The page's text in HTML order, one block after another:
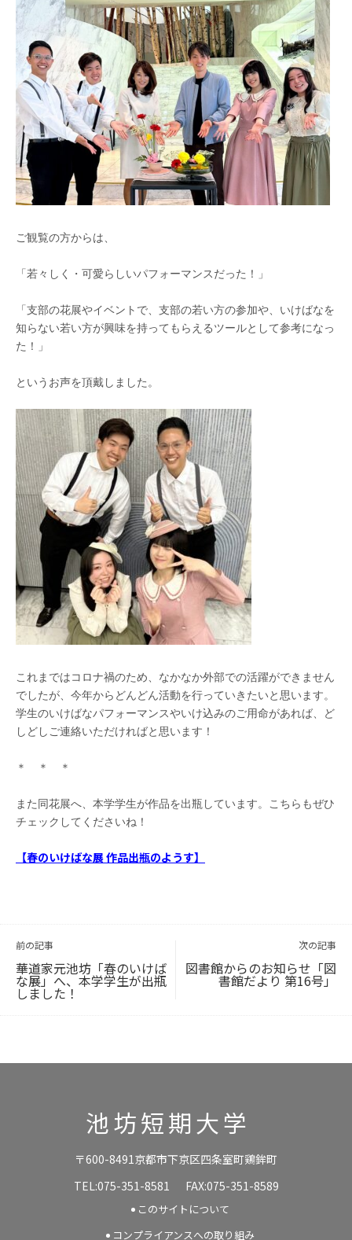
ご観覧の方からは、
「若々しく・可愛らしいパフォーマンスだった！」
「支部の花展やイベントで、支部の若い方の参加や、いけばなを
知らない若い方が興味を持ってもらえるツールとして参考になっ
た！」
というお声を頂戴しました。
これまではコロナ禍のため、なかなか外部での活躍ができません
でしたが、今年からどんどん活動を行っていきたいと思います。
学生のいけばなパフォーマンスやいけ込みのご用命があれば、ど
しどしご連絡いただければと思います！
＊ ＊ ＊
また同花展へ、本学学生が作品を出瓶しています。こちらもぜひ
チェックしてくださいね！
【春のいけばな展 作品出瓶のようす】
前の記事
華道家元池坊「春のいけば
な展」へ、本学学生が出瓶
しました！
次の記事
図書館からのお知らせ「図
書館だより 第16号」
池坊短期大学
〒600-8491京都市下京区四条室町鶏鉾町
TEL:075-351-8581
FAX:075-351-8589
このサイトについて
コンプライアンスへの取り組み